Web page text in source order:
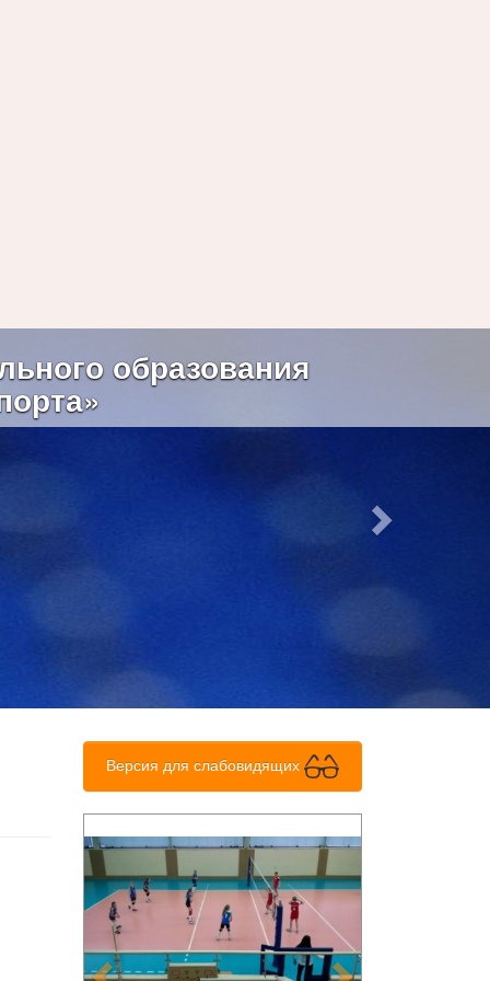
образования
Версия для слабовидящих
Previous Next